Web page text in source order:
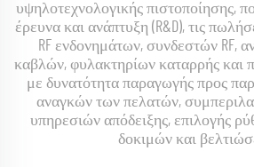
υψηλοτεχνολογικής πιστοποίησης,
έρευνα και ανάπτυξη (R&D), τις
RF ενδονημάτων, συνδεστών RF,
καβλών, φυλακτηρίων καταρρής και
με δυνατότητα παραγωγής προς
αναγκών των πελατών,
υπηρεσιών απόδειξης, επιλογής
δοκιμών και